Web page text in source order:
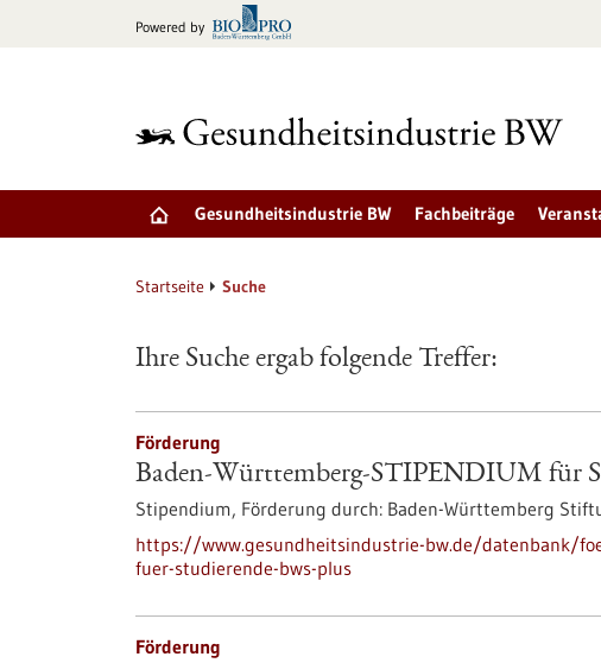
Powered by
Gesundheitsindustrie BW Fachbeiträge
Startseite Suche
Ihre Suche ergab folgende Treffer:
Förderung
Baden-Württemberg-STIPENDIUM für
Stipendium, Förderung durch: Baden-Württemberg
https://www.gesundheitsindustrie-bw.de/datenbank/
fuer-studierende-bws-plus
Förderung